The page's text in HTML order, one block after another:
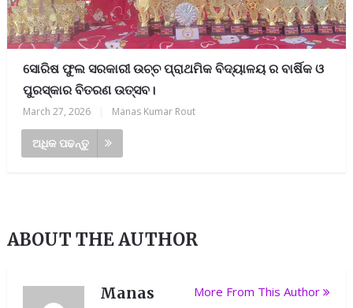
ସୋରିଷ ଫୁଲ ସରକାରୀ ଉଚ୍ଚ ପ୍ରାଥମିକ ବିଦ୍ୟାଳୟ ର ବାର୍ଷିକ ଓ
ପୁରସ୍କାର ବିତରଣ ଉତ୍ସବ।
March 27, 2026 Manas Kumar Rout
ଅଧିକ ପଢନ୍ତୁ
ABOUT THE AUTHOR
Manas More From This Author